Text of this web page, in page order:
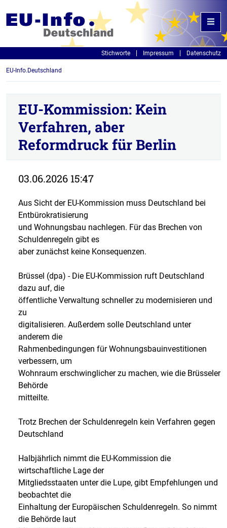
Stichworte Impressum Datenschutz
EU-Info.Deutschland
EU-Kommission: Kein
Verfahren, aber
Reformdruck für Berlin
03.06.2026 15:47
Aus Sicht der EU-Kommission muss Deutschland bei
Entbürokratisierung
und Wohnungsbau nachlegen. Für das Brechen von
Schuldenregeln gibt es
aber zunächst keine Konsequenzen.
Brüssel (dpa) - Die EU-Kommission ruft Deutschland
dazu auf, die
öffentliche Verwaltung schneller zu modernisieren und
zu
digitalisieren. Außerdem solle Deutschland unter
anderem die
Rahmenbedingungen für Wohnungsbauinvestitionen
verbessern, um
Wohnraum erschwinglicher zu machen, wie die Brüsseler
Behörde
mitteilte.
Trotz Brechen der Schuldenregeln kein Verfahren gegen
Deutschland
Halbjährlich nimmt die EU-Kommission die
wirtschaftliche Lage der
Mitgliedsstaaten unter die Lupe, gibt Empfehlungen und
beobachtet die
Einhaltung der Europäischen Schuldenregeln. So nimmt
die Behörde laut